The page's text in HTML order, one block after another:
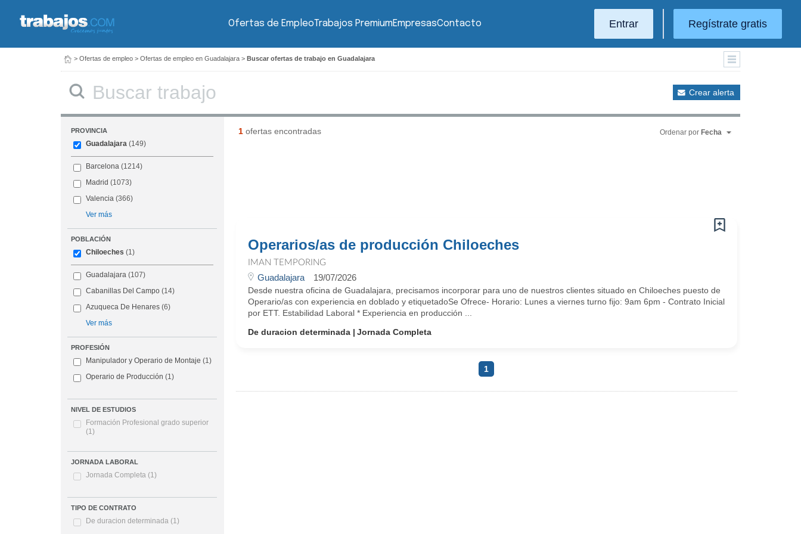
Ofertas de EmpleoTrabajos PremiumEmpresasContacto Entrar Regístrate gratis
> Ofertas de empleo > Ofertas de empleo en Guadalajara > Buscar ofertas de trabajo en Guadalajara
Crear alerta
PROVINCIA
Guadalajara (149)
Barcelona (1214)
Madrid (1073)
Valencia (366)
Ver más
POBLACIÓN
Chiloeches (1)
Guadalajara (107)
Cabanillas Del Campo (14)
Azuqueca De Henares (6)
Ver más
PROFESIÓN
Manipulador y Operario de Montaje (1)
Operario de Producción (1)
NIVEL DE ESTUDIOS
Formación Profesional grado superior
(1)
JORNADA LABORAL
Jornada Completa (1)
TIPO DE CONTRATO
De duracion determinada (1)
1ofertas encontradas Ordenar por Fecha
Operarios/as de producción Chiloeches
IMAN TEMPORING
Guadalajara 19/07/2026
Desde nuestra oficina de Guadalajara, precisamos incorporar para uno de nuestros clientes situado en Chiloeches puesto de
Operario/as con experiencia en doblado y etiquetadoSe Ofrece- Horario: Lunes a viernes turno fijo: 9am 6pm - Contrato Inicial
por ETT. Estabilidad Laboral * Experiencia en producción ...
De duracion determinada
Jornada Completa
1